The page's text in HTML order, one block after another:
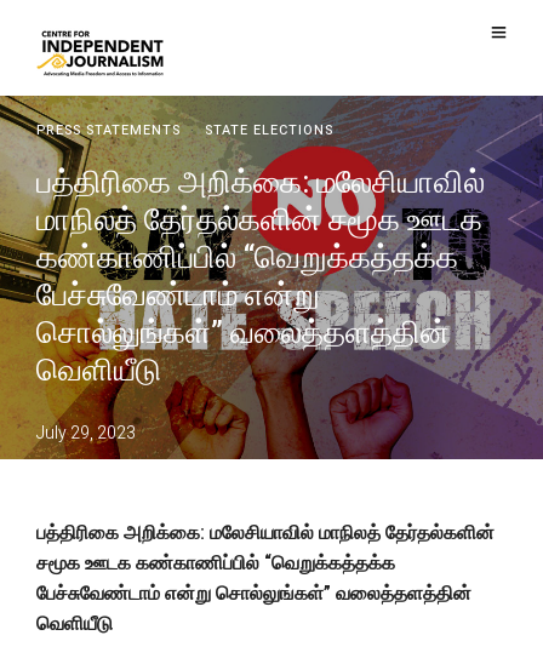
PRESS STATEMENTS·STATE ELECTIONS
பத்திரிகை அறிக்கை: மலேசியாவில்
மாநிலத் தேர்தல்களின் சமூக ஊடக
கண்காணிப்பில் “வெறுக்கத்தக்க
பேச்சுவேண்டாம் என்று
சொல்லுங்கள்” வலைத்தளத்தின்
வெளியீடு
July 29, 2023
பத்திரிகைஅறிக்கை: மலேசியாவில்மாநிலத்தேர்தல்களின்
சமூகஊடககண்காணிப்பில் “வெறுக்கத்தக்க
பேச்சுவேண்டாம்என்றுசொல்லுங்கள்” வலைத்தளத்தின்
வெளியீடு